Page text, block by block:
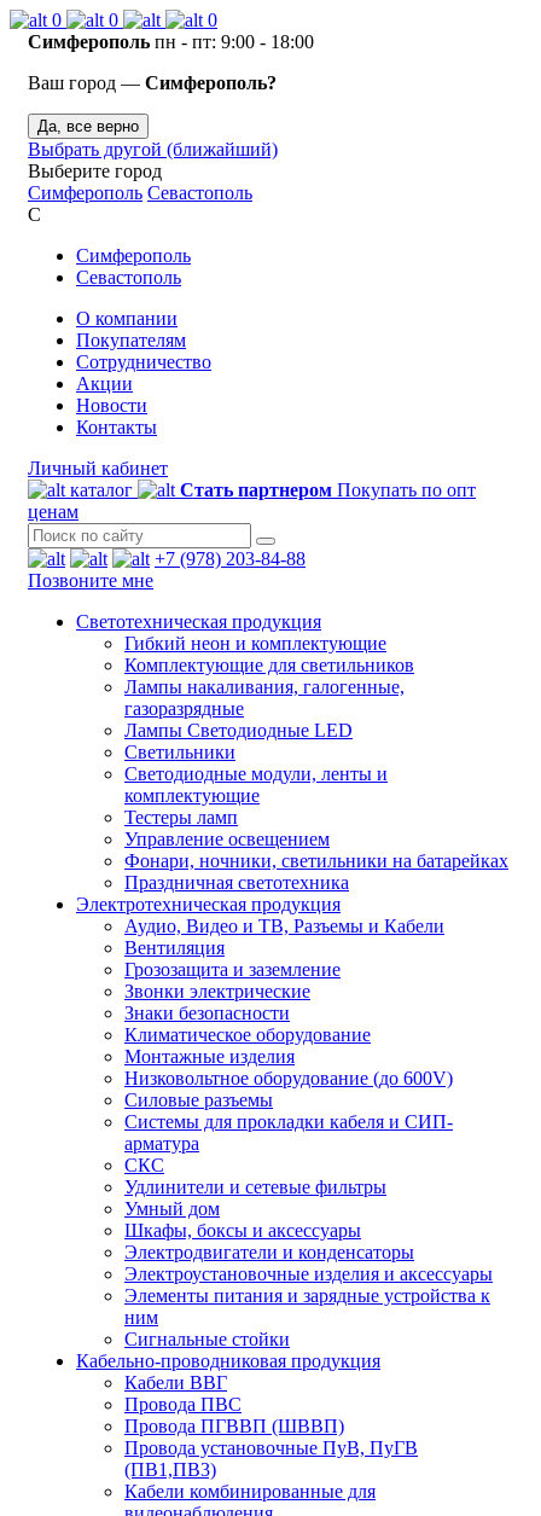
0 0
0
Симферополь пн - пт: 9:00 - 18:00
Ваш город — Симферополь?
Да, все верно
Выбрать другой (ближайший)
Выберите город
Симферополь Севастополь
С
Симферополь
Севастополь
О компании
Покупателям
Сотрудничество
Акции
Новости
Контакты
Личный кабинет
каталог
Стать партнером Покупать по опт
ценам
+7 (978) 203-84-88
Позвоните мне
Светотехническая продукция
Гибкий неон и комплектующие
Комплектующие для светильников
Лампы накаливания, галогенные,
газоразрядные
Лампы Светодиодные LED
Светильники
Светодиодные модули, ленты и
комплектующие
Тестеры ламп
Управление освещением
Фонари, ночники, светильники на батарейках
Праздничная светотехника
Электротехническая продукция
Аудио, Видео и ТВ, Разъемы и Кабели
Вентиляция
Грозозащита и заземление
Звонки электрические
Знаки безопасности
Климатическое оборудование
Монтажные изделия
Низковольтное оборудование (до 600V)
Силовые разъемы
Системы для прокладки кабеля и СИП-
арматура
СКС
Удлинители и сетевые фильтры
Умный дом
Шкафы, боксы и аксессуары
Электродвигатели и конденсаторы
Электроустановочные изделия и аксессуары
Элементы питания и зарядные устройства к
ним
Сигнальные стойки
Кабельно-проводниковая продукция
Кабели ВВГ
Провода ПВС
Провода ПГВВП (ШВВП)
Провода установочные ПуВ, ПуГВ
(ПВ1,ПВ3)
Кабели комбинированные для